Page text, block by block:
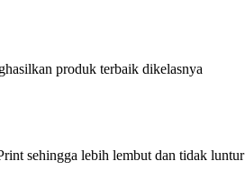
produk terbaik dikelasnya
sehingga lebih lembut dan tidak luntur